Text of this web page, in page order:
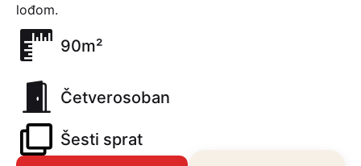
lođom.
90m²
Četverosoban
Šesti sprat